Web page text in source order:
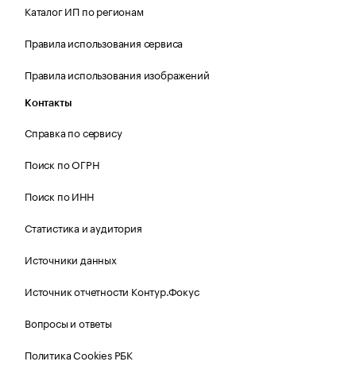
Каталог ИП по регионам
Правила использования сервиса
Правила использования изображений
Контакты
Справка по сервису
Поиск по ОГРН
Поиск по ИНН
Статистика и аудитория
Источники данных
Источник отчетности Контур.Фокус
Вопросы и ответы
Политика Cookies РБК